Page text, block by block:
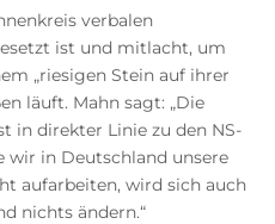
verbalen
ist und mitlacht, um
„riesigen Stein auf ihrer
läuft. Mahn sagt: „Die
in direkter Linie zu den NS-
wir in Deutschland unsere
aufarbeiten, wird sich auch
nichts ändern.“